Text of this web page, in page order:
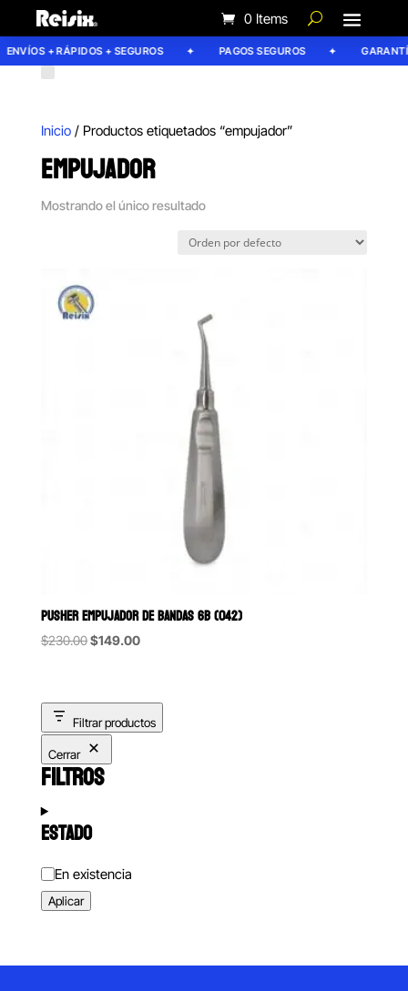
0 Items
ENVÍOS + RÁPIDOS + SEGUROS PAGOS SEGUROS
Inicio/ Productos etiquetados “empujador”
EMPUJADOR
Mostrando el único resultado
PUSHER EMPUJADOR DE BANDAS 6B (042)
$230.00Original
$230.00.
$149.00Current
$149.00.
Filtrar productos
Cerrar
FILTROS
ESTADO
Estado
En existencia
Aplicar